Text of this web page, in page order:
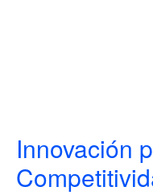
Innovación